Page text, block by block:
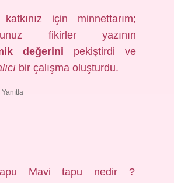
için minnettarım;
fikirler yazının
değerini pekiştirdi ve
bir çalışma oluşturdu.
Yanıtla
tapu Mavi tapu nedir ?